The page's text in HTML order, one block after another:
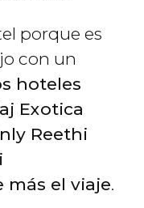
porque es
con un
hoteles
Exotica
Reethi
más el viaje.